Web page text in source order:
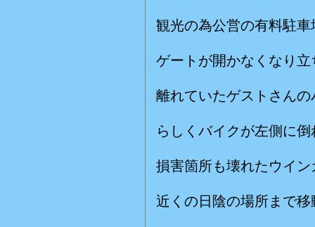
観光の為公営の有料駐
ゲートが開かなくなり
離れていたゲストさん
らしくバイクが左側に
損害箇所も壊れたウイ
近くの日陰の場所まで